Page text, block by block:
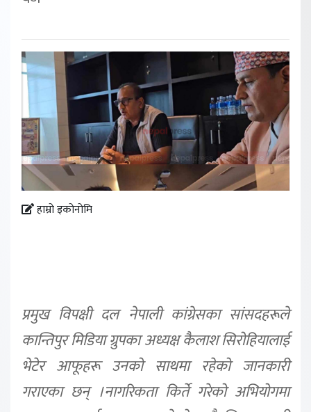
हाम्रो इकोनोमि
प्रमुख विपक्षी दल नेपाली कांग्रेसका सांसदहरूले
कान्तिपुर मिडिया ग्रुपका अध्यक्ष कैलाश सिरोहियालाई
भेटेर आफूहरू उनको साथमा रहेको जानकारी
गराएका छन् ।नागरिकता किर्ते गरेको अभियोगमा